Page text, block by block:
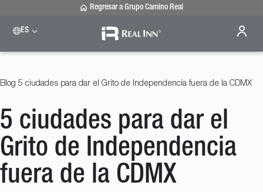
Regresar a Grupo Camino Real
ES Please select a destination
Estado de México
Nuevo Laredo
Real Inn Nuevo Laredo
San Luis Potosí
Real Inn San Luis Potosí
Tijuana
Real Inn Tijuana
Blog 5 ciudades para dar el Grito de Independencia fuera de la CDMX
5 ciudades para dar el
Grito de Independencia
fuera de la CDMX